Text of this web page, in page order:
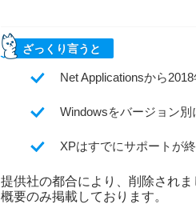
ざっくり言うと
Net Applicationsから
Windowsをバージョン
XPはすでにサポートが
提供社の都合により、削除されま
概要のみ掲載しております。